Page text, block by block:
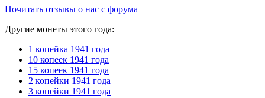
Почитать отзывы о нас с форума
Другие монеты этого года:
1 копейка 1941 года
10 копеек 1941 года
15 копеек 1941 года
2 копейки 1941 года
3 копейки 1941 года